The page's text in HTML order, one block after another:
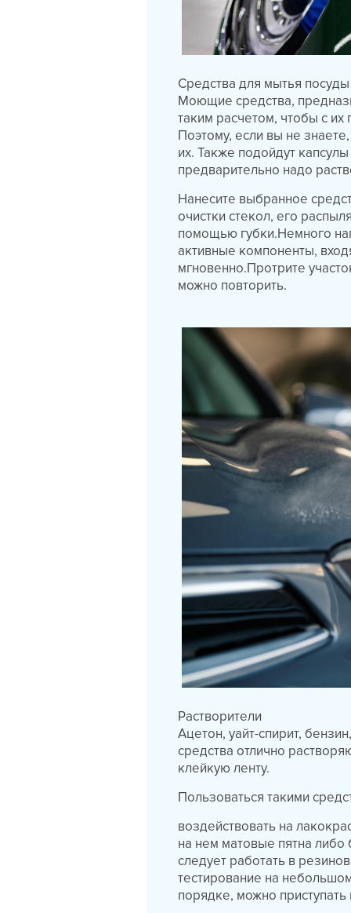
Средства для мытья
Моющие средства,
таким расчетом, чтобы с
Поэтому, если вы не
их. Также подойдут
предварительно надо
Нанесите выбранное
очистки стекол, его
помощью губки.Немного
активные компоненты,
мгновенно.Протрите
можно повторить.
Растворители
Ацетон, уайт-спирит,
средства отлично
клейкую ленту.
Пользоваться такими
воздействовать на
на нем матовые пятна
следует работать в
тестирование на
порядке, можно приступать